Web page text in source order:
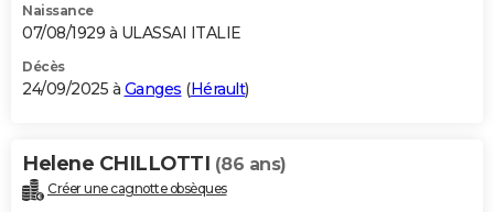
Naissance
07/08/1929 à ULASSAI ITALIE
Décès
24/09/2025 à Ganges (Hérault)
Helene CHILLOTTI (86 ans)
Créer une cagnotte obsèques